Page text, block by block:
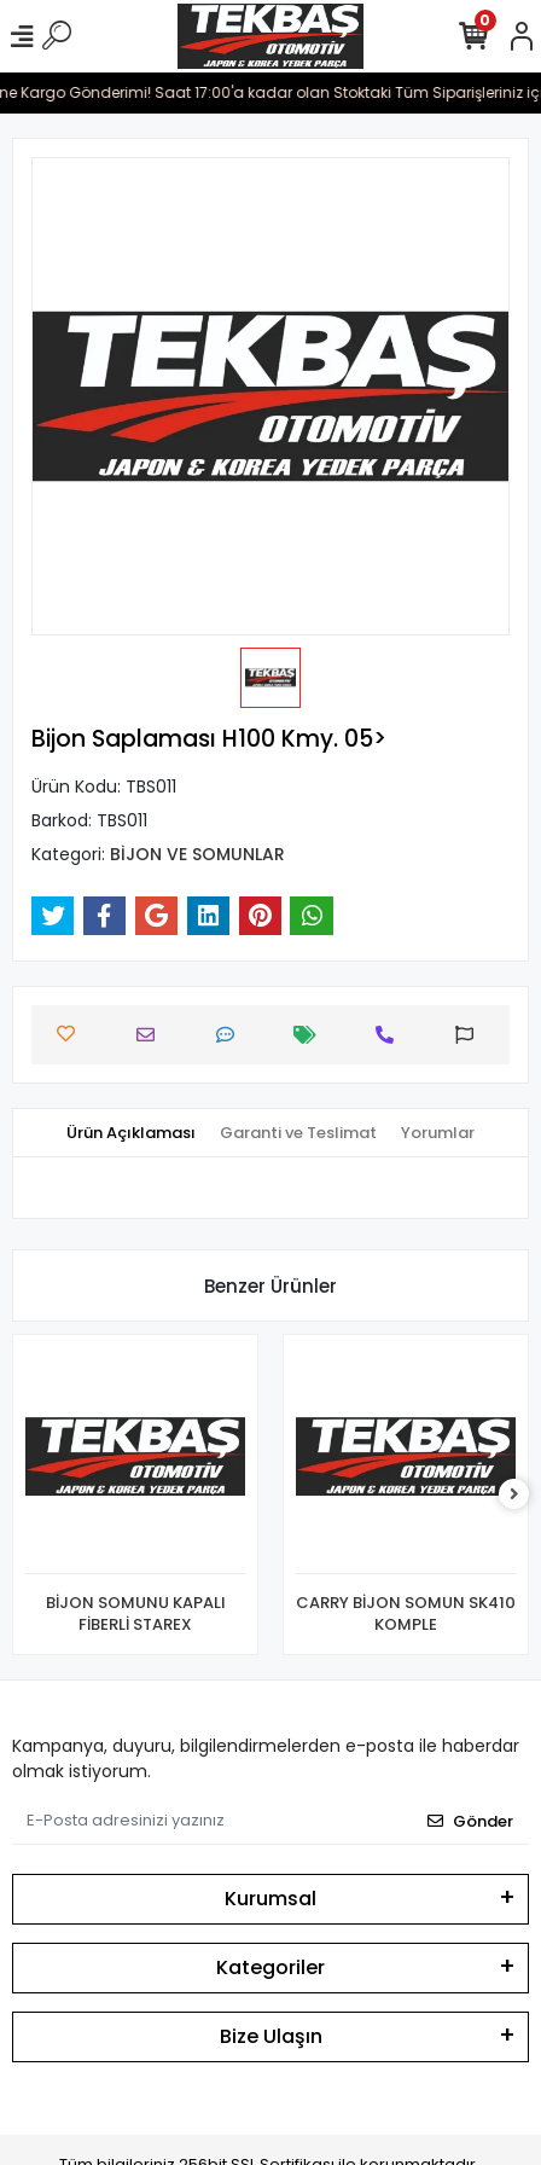
Kargo Gönderimi! Saat 17:00'a kadar olan Stoktaki Tüm Siparişleriniz
0
Bijon Saplaması H100 Kmy. 05>
Ürün Kodu: TBS011
Barkod: TBS011
Kategori: BİJON VE SOMUNLAR
Ürün Açıklaması Garanti ve Teslimat Yorumlar
Benzer Ürünler
BİJON SOMUNU KAPALI
FİBERLİ STAREX
CARRY BİJON SOMUN SK410
KOMPLE
Kampanya, duyuru, bilgilendirmelerden e-posta ile haberdar
olmak istiyorum.
Gönder
Kurumsal
Kategoriler
Bize Ulaşın